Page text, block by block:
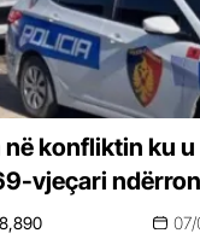
konfliktin ku u
vjeçari ndërron
8,890